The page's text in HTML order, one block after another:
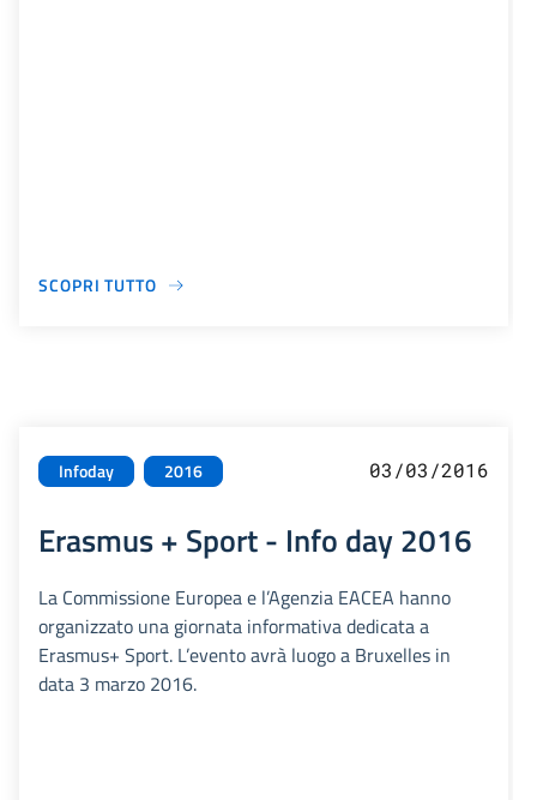
SCOPRI TUTTO
Infoday 2016 03/03/2016
Erasmus + Sport - Info day 2016
La Commissione Europea e l’Agenzia EACEA hanno
organizzato una giornata informativa dedicata a
Erasmus+ Sport. L’evento avrà luogo a Bruxelles in
data 3 marzo 2016.